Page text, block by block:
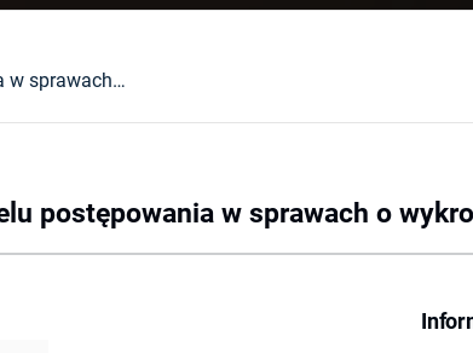
Uwagi o modelu postępowania w sprawach o wykroczenia
postępowania w sprawach o